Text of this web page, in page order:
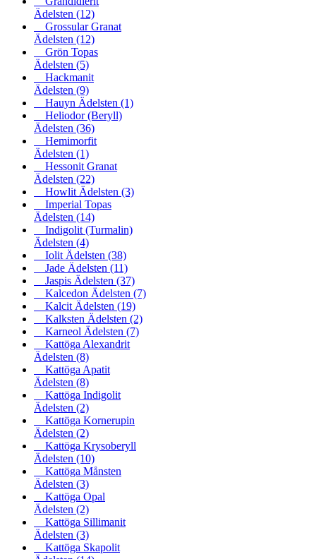
Ädelsten (12)
Grossular Granat
Ädelsten (12)
Grön Topas
Ädelsten (5)
Hackmanit
Ädelsten (9)
Hauyn Ädelsten (1)
Heliodor (Beryll)
Ädelsten (36)
Hemimorfit
Ädelsten (1)
Hessonit Granat
Ädelsten (22)
Howlit Ädelsten (3)
Imperial Topas
Ädelsten (14)
Indigolit (Turmalin)
Ädelsten (4)
Iolit Ädelsten (38)
Jade Ädelsten (11)
Jaspis Ädelsten (37)
Kalcedon Ädelsten (7)
Kalcit Ädelsten (19)
Kalksten Ädelsten (2)
Karneol Ädelsten (7)
Kattöga Alexandrit
Ädelsten (8)
Kattöga Apatit
Ädelsten (8)
Kattöga Indigolit
Ädelsten (2)
Kattöga Kornerupin
Ädelsten (2)
Kattöga Krysoberyll
Ädelsten (10)
Kattöga Månsten
Ädelsten (3)
Kattöga Opal
Ädelsten (2)
Kattöga Sillimanit
Ädelsten (3)
Kattöga Skapolit